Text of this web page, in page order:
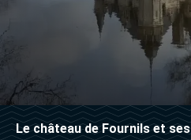
Le château de Fournils et